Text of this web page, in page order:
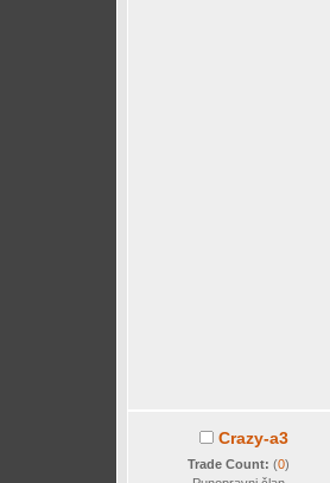
Crazy-a3
Trade Count: (0)